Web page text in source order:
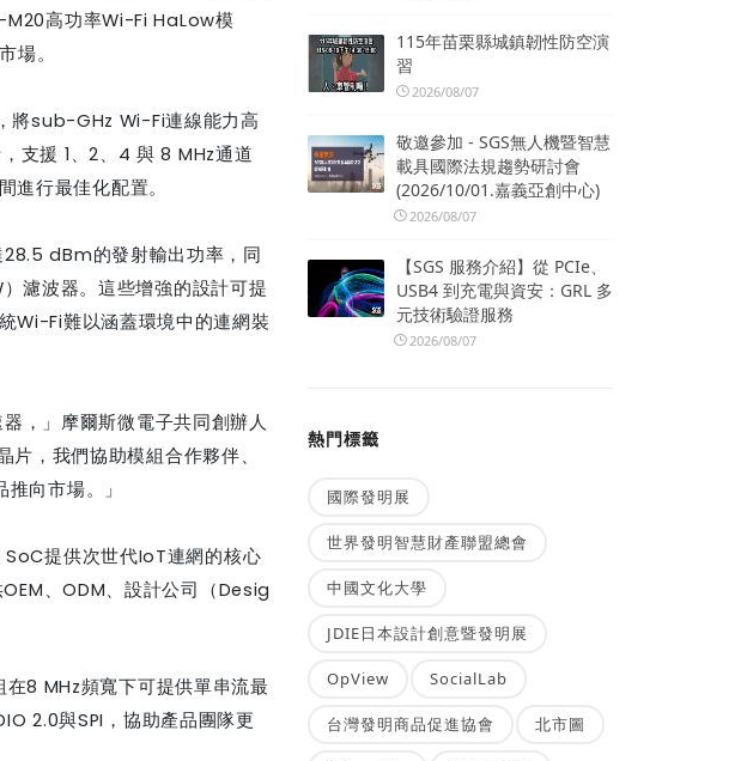
M20高功率Wi-Fi HaLow模
場。
將sub-GHz Wi-Fi連線能力高
支援 1 、2、 4與 8 MHz通道
行最佳化配置。
28.5 dBm的發射輸出功率，同
）濾波器。這些增強的設計可提
Wi-Fi難以涵蓋環境中的連網裝
，」摩爾斯微電子共同創辦人
，我們協助模組合作夥伴、
推向市場。」
SoC提供次世代IoT連網的核心
OEM 、ODM、設計公司（Desig
在8 MHz頻寬下可提供單串流最
2.0與SPI ，協助產品團隊更
115年苗栗縣城鎮韌性防空演
習
2026/08/07
敬邀參加 - SGS無人機暨智慧
載具國際法規趨勢研討會
(2026/10/01.嘉義亞創中心)
2026/08/07
【SGS 服務介紹】從 PCIe、
USB4 到充電與資安：GRL 多
元技術驗證服務
2026/08/07
熱門標籤
國際發明展
世界發明智慧財產聯盟總會
中國文化大學
JDIE日本設計創意暨發明展
OpView SocialLab
台灣發明商品促進協會 北市圖